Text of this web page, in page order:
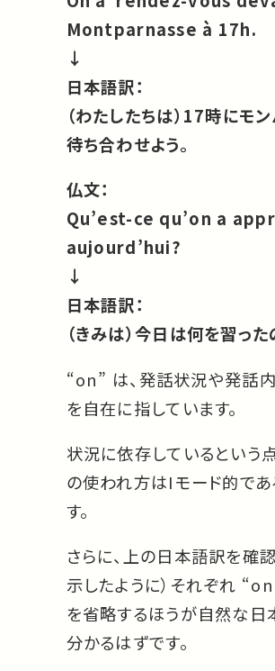
Montparnasse à 17h.
↓
日本語訳：
（わたしたちは）17時にモ
待ち合わせよう。
仏文：
Qu’est-ce qu’on a
aujourd’hui?
↓
日本語訳：
（きみは）今日は何を習った
“on” は、発話状況や発話
を自在に指しています。
状況に依存しているという
の使われ方はIモード的であ
す。
さらに、上の日本語訳を確認
示したように）それぞれ
を省略するほうが自然な日
分かるはずです。